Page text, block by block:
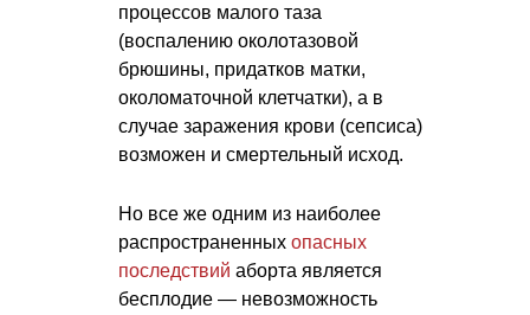
процессов малого таза
(воспалению околотазовой
брюшины, придатков матки,
околоматочной клетчатки), а в
случае заражения крови (сепсиса)
возможен и смертельный исход.
Но все же одним из наиболее
распространенных опасных
последствий аборта является
бесплодие — невозможность